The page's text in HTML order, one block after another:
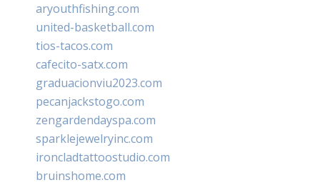
aryouthfishing.com
united-basketball.com
tios-tacos.com
cafecito-satx.com
graduacionviu2023.com
pecanjackstogo.com
zengardendayspa.com
sparklejewelryinc.com
ironcladtattoostudio.com
bruinshome.com